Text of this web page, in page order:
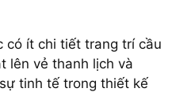
có ít chi tiết trang trí cầu
lên vẻ thanh lịch và
tinh tế trong thiết kế